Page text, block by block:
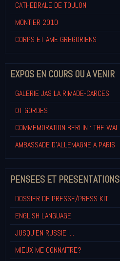
CATHEDRALE DE TOULON
MONTIER 2010
CORPS ET AME GREGORIENS
EXPOS EN COURS OU A VENIR
GALERIE JAS LA RIMADE-CARCES
OT GORDES
COMMEMORATION BERLIN : THE WAL
AMBASSADE D'ALLEMAGNE A PARIS
PENSEES ET PRESENTATIONS
DOSSIER DE PRESSE/PRESS KIT
ENGLISH LANGUAGE
JUSQU'EN RUSSIE !...
MIEUX ME CONNAITRE?